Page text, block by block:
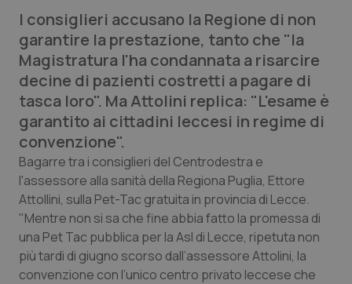
Lettere al direttore
Edizioni Regionali
QS Pro
Professionisti Sanitari.AI
Abruzzo
Basilicata
Calabria
QS Pro Gold
Artrite & artrosi
Asma & BPCO
QS Club Newsletter
I consiglieri accusano la Regione di non
garantire la prestazione, tanto che "la
Magistratura l'ha condannata a risarcire
decine di pazienti costretti a pagare di
tasca loro". Ma Attolini replica: "L'esame è
garantito ai cittadini leccesi in regime di
convenzione".
Bagarre tra i consiglieri del Centrodestra e
l'assessore alla sanità della Regiona Puglia, Ettore
Attollini, sulla Pet-Tac gratuita in provincia di Lecce.
"Mentre non si sa che fine abbia fatto la promessa di
una Pet Tac pubblica per la Asl di Lecce, ripetuta non
più tardi di giugno scorso dall’assessore Attolini, la
convenzione con l’unico centro privato leccese che